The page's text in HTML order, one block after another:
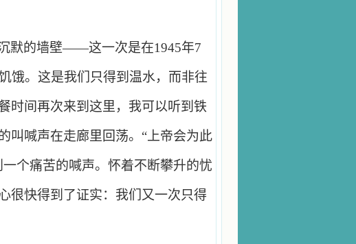
默的墙壁——这一次是在1945年7
饿。这是我们只得到温水，而非往
时间再次来到这里，我可以听到铁
叫喊声在走廊里回荡。“上帝会为此
个痛苦的喊声。怀着不断攀升的忧
很快得到了证实：我们又一次只得